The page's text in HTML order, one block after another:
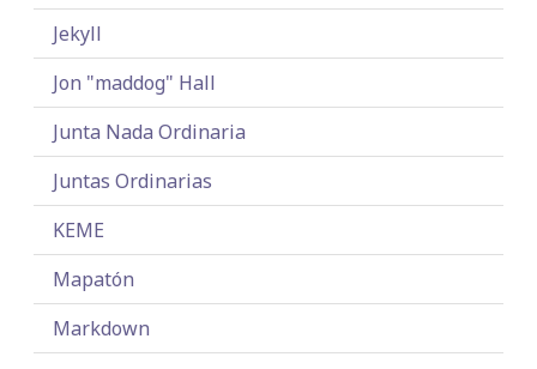
Jekyll
Jon "maddog" Hall
Junta Nada Ordinaria
Juntas Ordinarias
KEME
Mapatón
Markdown